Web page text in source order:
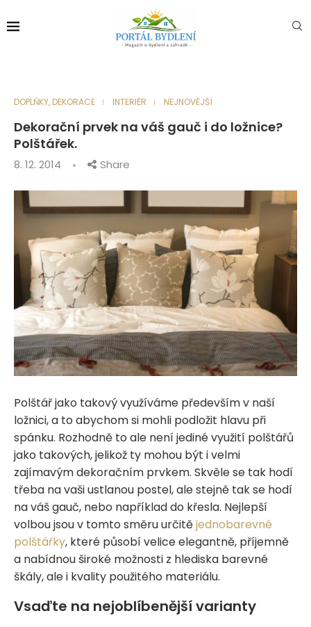
DOPLŇKY, DEKORACE INTERIÉR NEJNOVĚJŠÍ
Dekorační prvek na váš gauč i do ložnice?
Polštářek.
8. 12. 2014 Share
Polštář jako takový využíváme především v naší
ložnici, a to abychom si mohli podložit hlavu při
spánku. Rozhodně to ale není jediné využití polštářů
jako takových, jelikož ty mohou být i velmi
zajímavým dekoračním prvkem. Skvěle se tak hodí
třeba na vaši ustlanou postel, ale stejně tak se hodí
na váš gauč, nebo například do křesla. Nejlepší
volbou jsou v tomto směru určitějednobarevné
polštářky, které působí velice elegantně, příjemně
a nabídnou široké možnosti z hlediska barevné
škály, ale i kvality použitého materiálu.
Vsaďte na nejoblíbenější varianty